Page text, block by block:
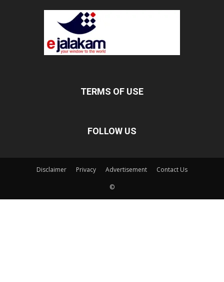
TERMS OF USE
FOLLOW US
Disclaimer Privacy Advertisement Contact Us
©